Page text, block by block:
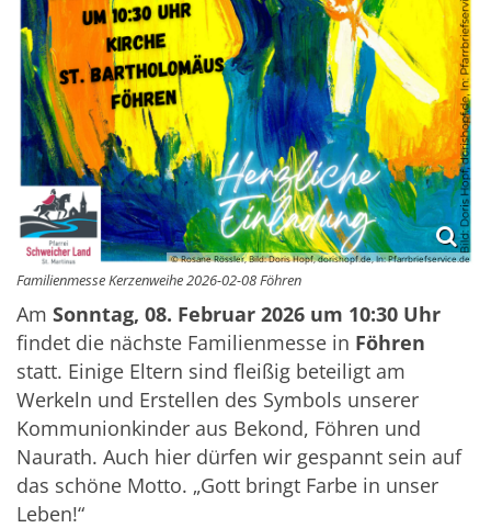
© Rosane Rössler, Bild: Doris Hopf, dorishopf.de, In: Pfarrbriefservice.de
Familienmesse Kerzenweihe 2026-02-08 Föhren
Am Sonntag, 08. Februar 2026 um 10:30 Uhr
findet die nächste Familienmesse in Föhren
statt. Einige Eltern sind fleißig beteiligt am
Werkeln und Erstellen des Symbols unserer
Kommunionkinder aus Bekond, Föhren und
Naurath. Auch hier dürfen wir gespannt sein auf
das schöne Motto. „Gott bringt Farbe in unser
Leben!“